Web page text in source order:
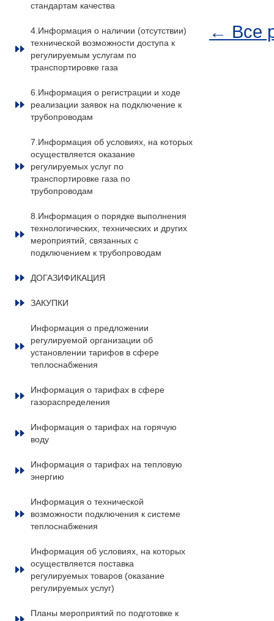
стандартам качества
4.Информация о наличии (отсутствии)
технической возможности доступа к
регулируемым услугам по
транспортировке газа
6.Информация о регистрации и ходе
реализации заявок на подключение к
трубопроводам
7.Информация об условиях, на которых
осуществляется оказание
регулируемых услуг по
транспортировке газа по
трубопроводам
8.Информация о порядке выполнения
технологических, технических и других
мероприятий, связанных с
подключением к трубопроводам
ДОГАЗИФИКАЦИЯ
ЗАКУПКИ
Информация о предложении
регулируемой организации об
установлении тарифов в сфере
теплоснабжения
Информация о тарифах в сфере
газораспределения
Информация о тарифах на горячую
воду
Информация о тарифах на тепловую
энергию
Информация о технической
возможности подключения к системе
теплоснабжения
Информация об условиях, на которых
осуществляется поставка
регулируемых товаров (оказание
регулируемых услуг)
Планы мероприятий по подготовке к
← Все